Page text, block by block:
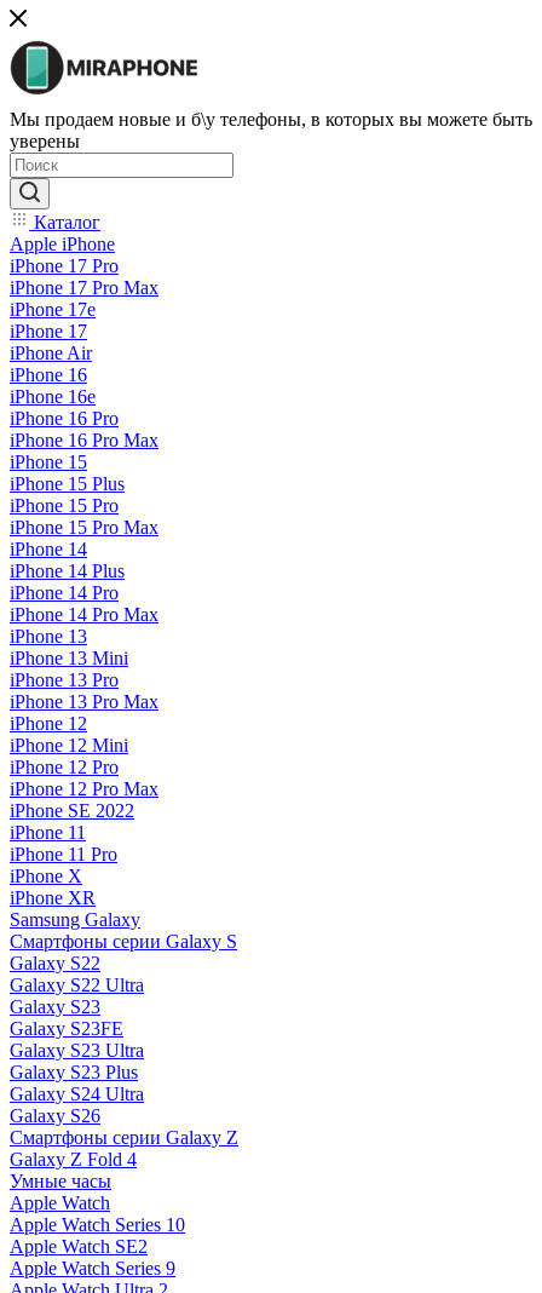
Мы продаем новые и б\у телефоны, в которых вы можете быть
уверены
Каталог
Apple iPhone
iPhone 17 Pro
iPhone 17 Pro Max
iPhone 17e
iPhone 17
iPhone Air
iPhone 16
iPhone 16e
iPhone 16 Pro
iPhone 16 Pro Max
iPhone 15
iPhone 15 Plus
iPhone 15 Pro
iPhone 15 Pro Max
iPhone 14
iPhone 14 Plus
iPhone 14 Pro
iPhone 14 Pro Max
iPhone 13
iPhone 13 Mini
iPhone 13 Pro
iPhone 13 Pro Max
iPhone 12
iPhone 12 Mini
iPhone 12 Pro
iPhone 12 Pro Max
iPhone SE 2022
iPhone 11
iPhone 11 Pro
iPhone X
iPhone XR
Samsung Galaxy
Смартфоны серии Galaxy S
Galaxy S22
Galaxy S22 Ultra
Galaxy S23
Galaxy S23FE
Galaxy S23 Ultra
Galaxy S23 Plus
Galaxy S24 Ultra
Galaxy S26
Смартфоны серии Galaxy Z
Galaxy Z Fold 4
Умные часы
Apple Watch
Apple Watch Series 10
Apple Watch SE2
Apple Watch Series 9